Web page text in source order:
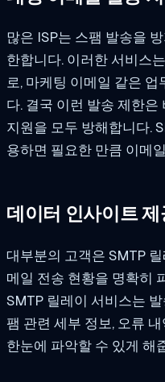
많은 ISP는 스팸 발송을
한합니다. 이러한 서비스
로, 마케팅 이메일 같은
다. 결국 이런 발송 제한은
지원을 모두 방해합니다.
용하면 필요한 만큼 이메
데이터 인사이트 제
대부분의 고객은 SMTP
메일 전송 현황을 명확히
SMTP 릴레이 서비스는
팸 관련 세부 정보, 오류
한눈에 파악할 수 있게 해